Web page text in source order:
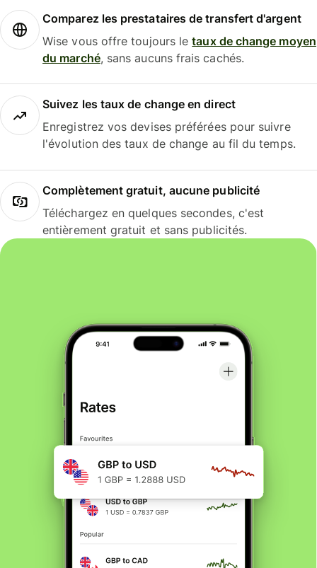
Comparez les prestataires de transfert d'argent
Wise vous offre toujours letaux de change moyen
du marché, sans aucuns frais cachés.
Suivez les taux de change en direct
Enregistrez vos devises préférées pour suivre
l'évolution des taux de change au fil du temps.
Complètement gratuit, aucune publicité
Téléchargez en quelques secondes, c'est
entièrement gratuit et sans publicités.